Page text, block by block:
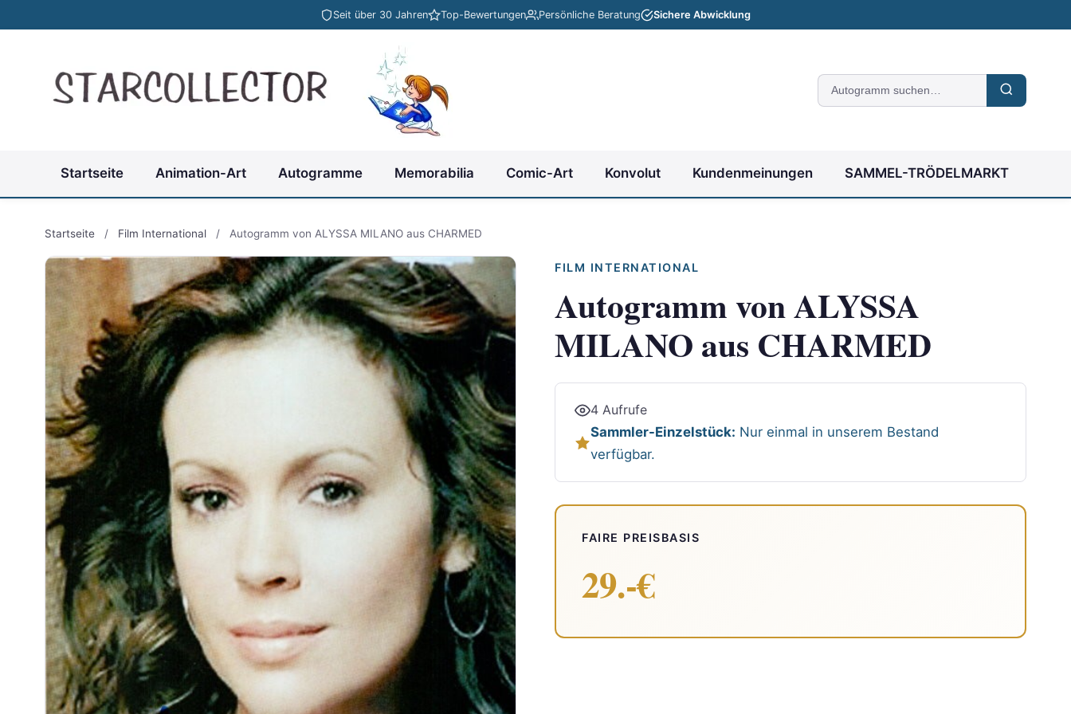
Seit über 30 Jahren Top-Bewertungen Persönliche Beratung Sichere Abwicklung
Suche
nach
Startseite Animation-Art Autogramme Memorabilia Comic-Art Konvolut Kundenmeinungen SAMMEL-TRÖDELMARKT
Startseite / Film International / Autogramm von ALYSSA MILANO aus CHARMED
FILM INTERNATIONAL
Autogramm von ALYSSA
MILANO aus CHARMED
4 Aufrufe
Sammler-Einzelstück: Nur einmal in unserem Bestand
verfügbar.
FAIRE PREISBASIS
29.-€